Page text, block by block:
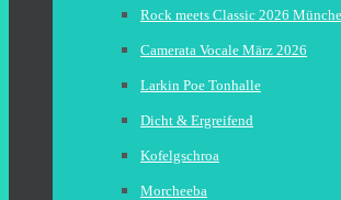
Rock meets Classic 2026
Camerata Vocale März 2026
Larkin Poe Tonhalle
Dicht & Ergreifend
Kofelgschroa
Morcheeba